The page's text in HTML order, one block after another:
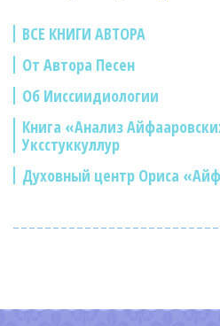
ВСЕ КНИГИ АВТОРА
От Автора Песен
Об Ииссиидиологии
Книга «Анализ
Уксстуккуллур
Духовный центр Ориса